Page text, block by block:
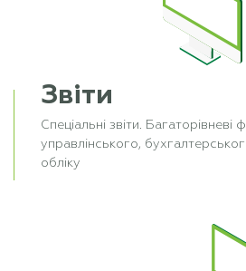
Звіти
Спеціальні звіти. Багаторівневі
управлінського,
обліку